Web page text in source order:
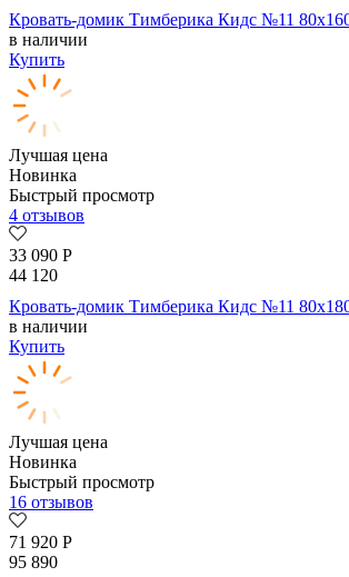
Кровать-домик Тимберика Кидс №11
в наличии
Купить
Лучшая цена
Новинка
Быстрый просмотр
4 отзывов
33 090 Р
44 120
Кровать-домик Тимберика Кидс №11
в наличии
Купить
Лучшая цена
Новинка
Быстрый просмотр
16 отзывов
71 920 Р
95 890